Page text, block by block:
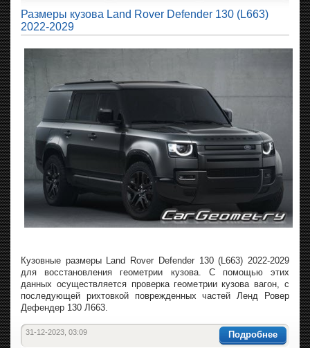
Размеры кузова Land Rover Defender 130 (L663)
2022-2029
Кузовные размеры Land Rover Defender 130 (L663) 2022-2029
для восстановления геометрии кузова. С помощью этих
данных осуществляется проверка геометрии кузова вагон, с
последующей рихтовкой поврежденных частей Ленд Ровер
Дефендер 130 Л663.
Подробнее
31-12-2023, 03:09